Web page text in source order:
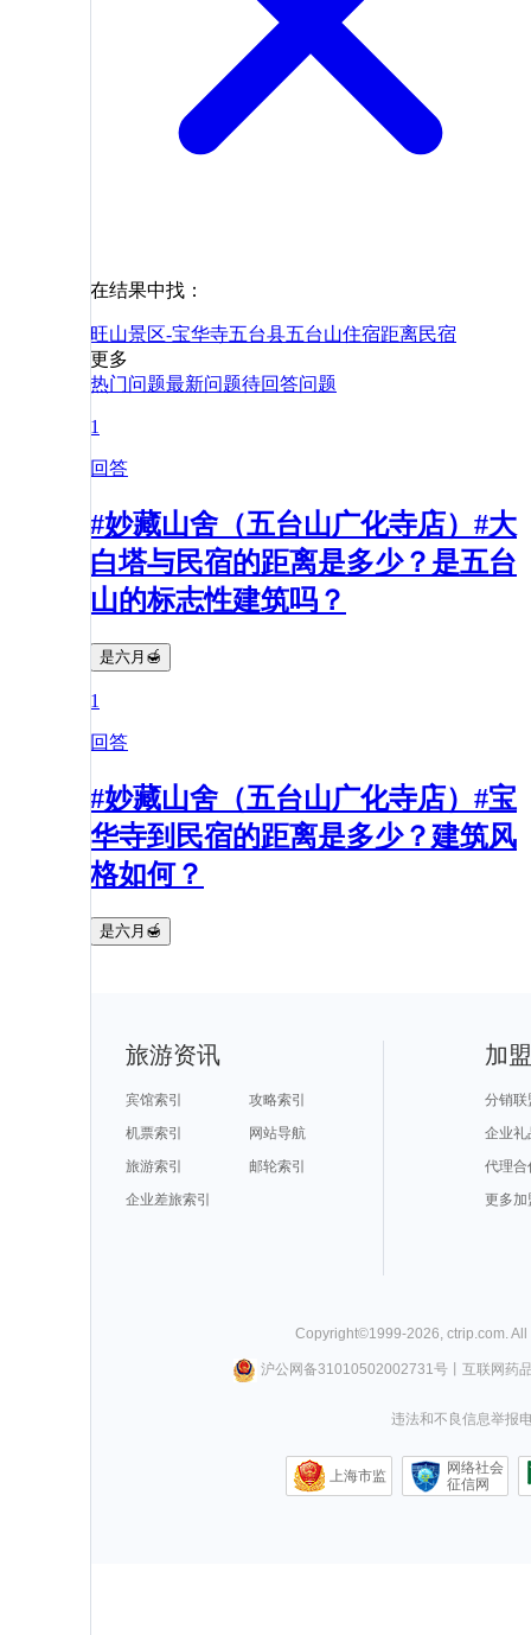
在结果中找：
旺山景区-宝华寺五台县五台山住宿距离民宿
更多
热门问题最新问题待回答问题
1
回答
#妙藏山舍（五台山广化寺店）#大
白塔与民宿的距离是多少？是五台
山的标志性建筑吗？
是六月🍯
1
回答
#妙藏山舍（五台山广化寺店）#宝
华寺到民宿的距离是多少？建筑风
格如何？
是六月🍯
旅游资讯
宾馆索引
攻略索引
机票索引
网站导航
旅游索引
邮轮索引
企业差旅索引
加
分销联
企业礼
代理合
更多加
Copyright©1999-2026 ctrip.com .
沪公网备31010502002731号丨 互联网药
违法和不良信息举报
上海市监
网络社会
征信网